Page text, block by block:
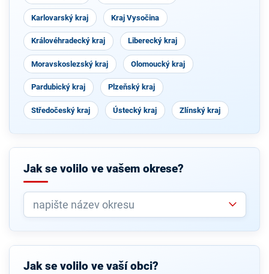
Karlovarský kraj Kraj Vysočina
Královéhradecký kraj Liberecký kraj
Moravskoslezský kraj Olomoucký kraj
Pardubický kraj Plzeňský kraj
Středočeský kraj Ústecký kraj Zlínský kraj
Jak se volilo ve vašem okrese?
Jak se volilo ve vaší obci?